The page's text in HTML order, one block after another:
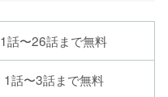
1話〜26話まで無料
1話〜3話まで無料